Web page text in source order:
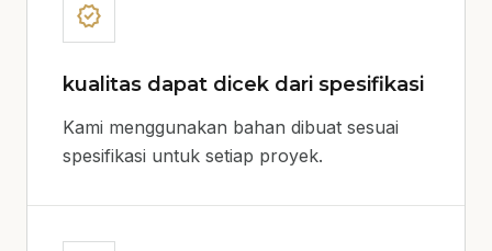
verified
kualitas dapat dicek dari spesifikasi
Kami menggunakan bahan dibuat sesuai
spesifikasi untuk setiap proyek.